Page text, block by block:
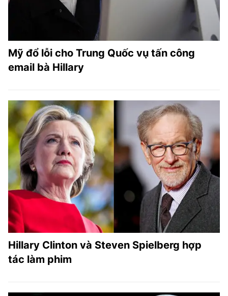
Mỹ đổ lỗi cho Trung Quốc vụ tấn công
email bà Hillary
Hillary Clinton và Steven Spielberg hợp
tác làm phim